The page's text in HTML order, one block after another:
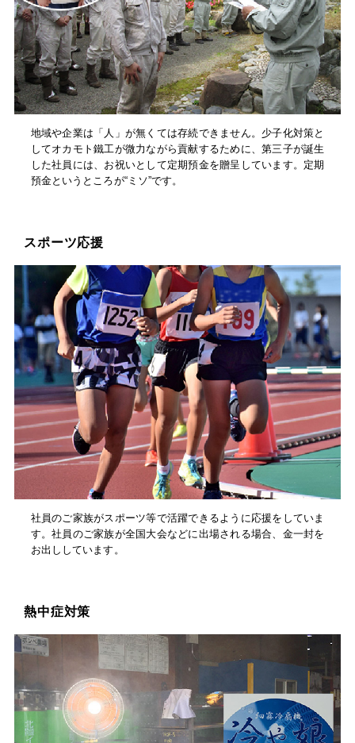
地域や企業は「人」が無くては存続できません。少子化対策と
してオカモト鐵工が微力ながら貢献するために、第三子が誕生
した社員には、お祝いとして定期預金を贈呈しています。定期
預金というところが“ミソ”です。
スポーツ応援
社員のご家族がスポーツ等で活躍できるように応援をしていま
す。社員のご家族が全国大会などに出場される場合、金一封を
お出ししています。
熱中症対策